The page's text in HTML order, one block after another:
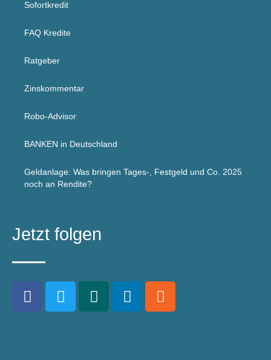
Sofortkredit
FAQ Kredite
Ratgeber
Zinskommentar
Robo-Advisor
BANKEN in Deutschland
Geldanlage: Was bringen Tages-, Festgeld und Co. 2025
noch an Rendite?
Jetzt folgen